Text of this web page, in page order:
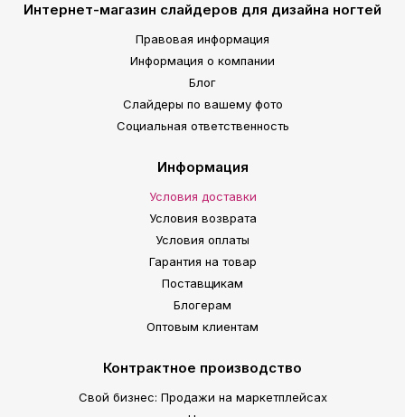
Интернет-магазин слайдеров для дизайна ногтей
Правовая информация
Информация о компании
Блог
Слайдеры по вашему фото
Социальная ответственность
Информация
Условия доставки
Условия возврата
Условия оплаты
Гарантия на товар
Поставщикам
Блогерам
Оптовым клиентам
Контрактное производство
Свой бизнес: Продажи на маркетплейсах